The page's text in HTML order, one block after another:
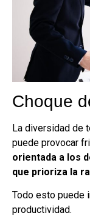
Choque
La diversidad de
puede provocar
orientada a los
que prioriza la
Todo esto puede
productividad.